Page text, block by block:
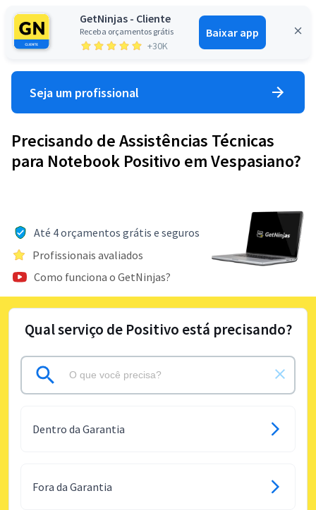
GetNinjas - Cliente
Receba orçamentos grátis
+30K
Baixar app
Entrar
Seja um profissional
Precisando de Assistências Técnicas
para Notebook Positivo em Vespasiano?
Até 4 orçamentos grátis e seguros
Profissionais avaliados
Como funciona o GetNinjas?
Qual serviço de Positivo está precisando?
Dentro da Garantia
Fora da Garantia